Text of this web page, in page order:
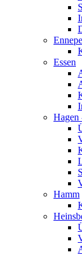
Essen
Hagen
Hamm